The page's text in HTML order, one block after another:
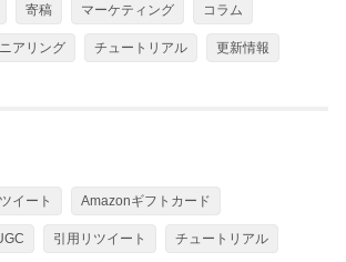
寄稿 マーケティング コラム
アリング チュートリアル 更新情報
イート Amazonギフトカード
引用リツイート チュートリアル